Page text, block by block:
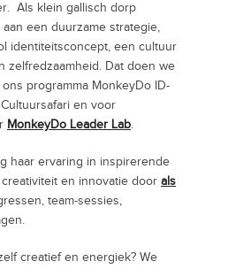
Als klein gallisch dorp
een duurzame strategie,
identiteitsconcept, een cultuur
zelfredzaamheid. Dat doen we
programma MonkeyDo ID-
en voor
MonkeyDo Leader Lab.
haar ervaring in inspirerende
en innovatie door als
team-sessies,
creatief en energiek? We